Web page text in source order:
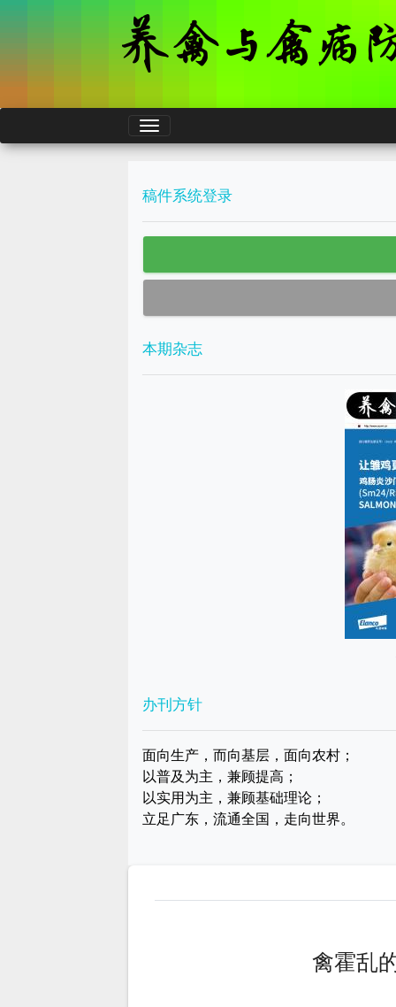
稿件系统登录
本期杂志
办刊方针
面向生产，而向基层，面向农村；
以普及为主，兼顾提高；
以实用为主，兼顾基础理论；
立足广东，流通全国，走向世界。
禽霍乱